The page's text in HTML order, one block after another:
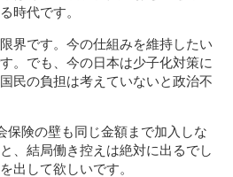
時代です。
界です。今の仕組みを維持したい
。でも、今の日本は少子化対策に
民の負担は考えていないと政治不
保険の壁も同じ金額まで加入しな
、結局働き控えは絶対に出るでし
出して欲しいです。